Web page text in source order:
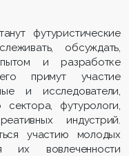
футуристические
обсуждать,
и разработке
примут участие
и исследователи,
сектора, футурологи,
индустрий.
участию молодых
их вовлеченности